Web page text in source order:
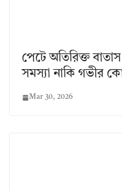
পেটে অতিরিক্ত
সমস্যা নাকি গভীর
Mar 30, 2026